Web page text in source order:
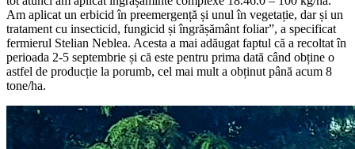
Am aplicat un erbicid în preemergență și unul în vegetație, dar și un
tratament cu insecticid, fungicid și îngrășământ foliar”, a specificat
fermierul Stelian Neblea. Acesta a mai adăugat faptul că a recoltat în
perioada 2-5 septembrie și că este pentru prima dată când obține o
astfel de producție la porumb, cel mai mult a obținut până acum 8
tone/ha.